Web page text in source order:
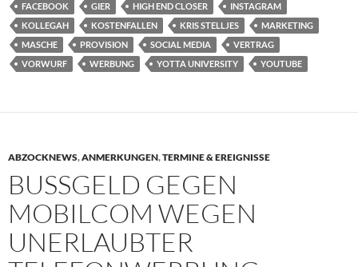
FACEBOOK
GIER HIGH END CLOSER
INSTAGRAM
KOLLEGAH
KOSTENFALLEN KRIS STELLJES
MARKETING
MASCHE
PROVISION SOCIAL MEDIA
VERTRAG
VORWURF
WERBUNG YOTTA UNIVERSITY YOUTUBE
ABZOCKNEWS,ANMERKUNGEN,TERMINE & EREIGNISSE
BUSSGELD GEGEN M
OBILCOM WEGEN U
NERLAUBTER T